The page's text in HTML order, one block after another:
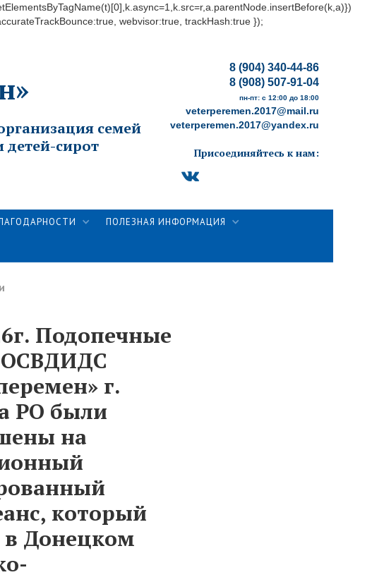
webvisor:true, trackHash:true });
семей
сирот
8 (904) 340-44-86
8 (908) 507-91-04
пн-пт: с 12:00 до 18:00
veterperemen.2017@mail.ru
veterperemen.2017@yandex.ru
Присоединяйтесь к нам:
ПОЛЕЗНАЯ ИНФОРМАЦИЯ
Подопечные
г.
РО были
на
который
Донецком